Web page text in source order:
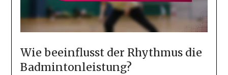
Wie beeinflusst der Rhythmus die
Badmintonleistung?